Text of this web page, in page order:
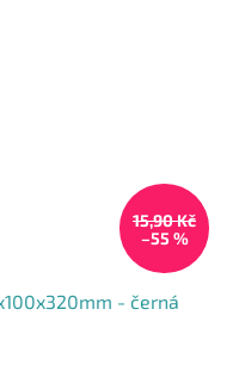
15,90 Kč
–55 %
- černá